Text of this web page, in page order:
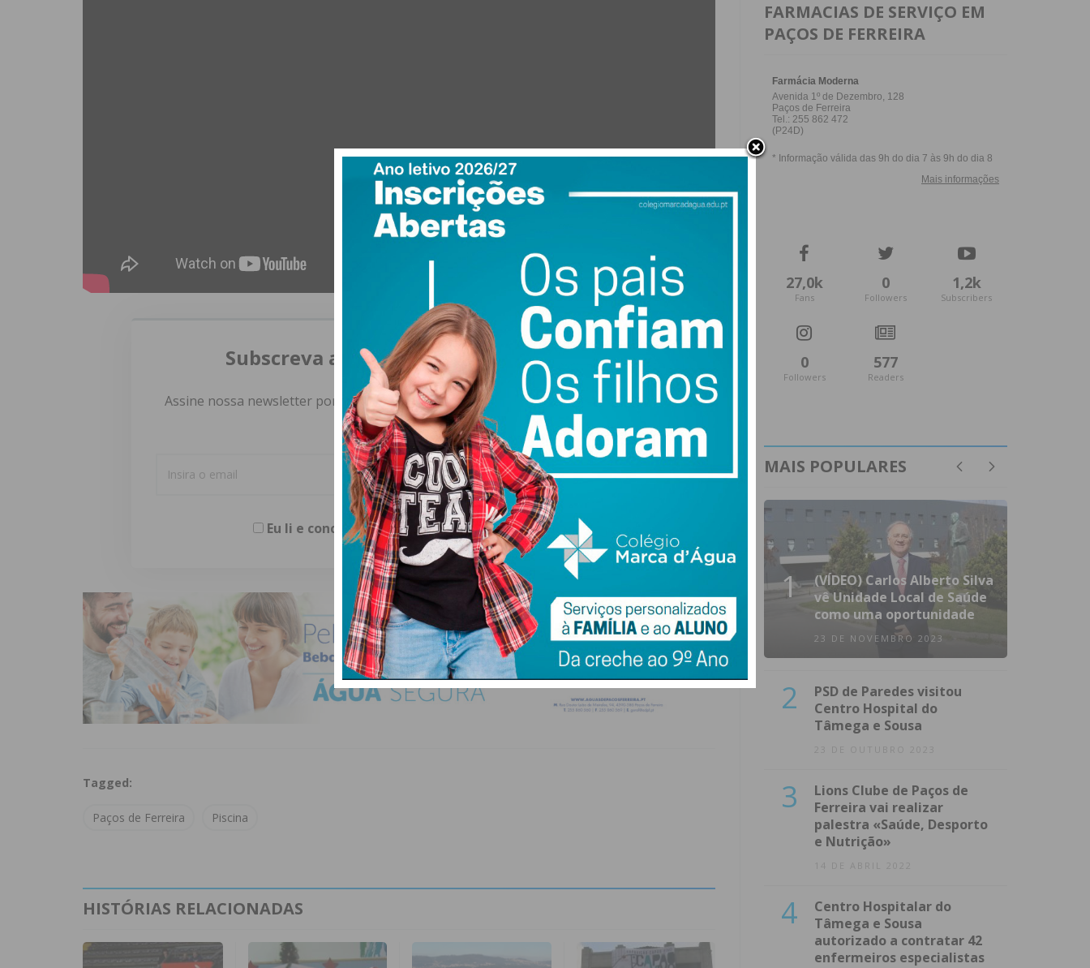
Subscreva a newsletter do Imediato
Assine nossa newsletter por e-mail e obtenha de forma regular a informação
atualizada.
Eu li e concordo com ostermos e condições
Tagged:
Paços de Ferreira Piscina
HISTÓRIAS RELACIONADAS
FARMACIAS DE SERVIÇO EM
PAÇOS DE FERREIRA
27,0k
Fans
0
Followers
1,2k
Subscribers
0
Followers
577
Readers
MAIS POPULARES
1
(VÍDEO) Carlos Alberto Silva
vê Unidade Local de Saúde
como uma oportunidade
23 DE NOVEMBRO 2023
2
PSD de Paredes visitou
Centro Hospital do
Tâmega e Sousa
23 DE OUTUBRO 2023
3
Lions Clube de Paços de
Ferreira vai realizar
palestra «Saúde, Desporto
e Nutrição»
14 DE ABRIL 2022
4
Centro Hospitalar do
Tâmega e Sousa
autorizado a contratar 42
enfermeiros especialistas